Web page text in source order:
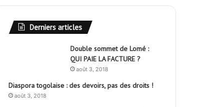
Derniers articles
Double sommet de Lomé :
QUI PAIE LA FACTURE ?
août 3, 2018
Diaspora togolaise : des devoirs, pas des droits !
août 3, 2018